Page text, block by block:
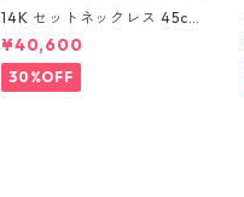
14K セットネックレス 45c
m 1mm
¥40,600
30%OFF